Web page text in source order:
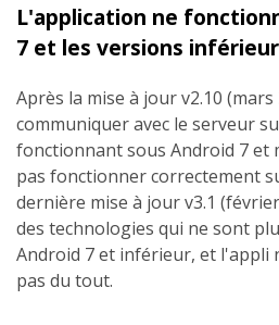
L'application ne
7 et les versions
Après la mise à jour v2.10
communiquer avec le serveur
fonctionnant sous Android 7 et
pas fonctionner correctement
dernière mise à jour v3.1
des technologies qui ne sont
Android 7 et inférieur, et l'appli
pas du tout.